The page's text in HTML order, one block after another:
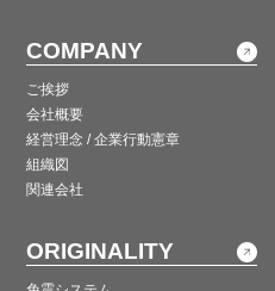
COMPANY
ご挨拶
会社概要
経営理念 / 企業行動憲章
組織図
関連会社
ORIGINALITY